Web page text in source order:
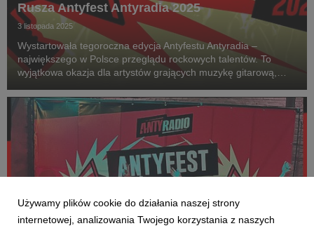
Rusza Antyfest Antyradia 2025
3 listopada 2025
Wystartowała tegoroczna edycja Antyfestu Antyradia –
największego w Polsce przeglądu rockowych talentów. To
wyjątkowa okazja dla artystów grających muzykę gitarową,
publiczności i zaistnieć na ogólnopolskiej scenie rocko...
Używamy plików cookie do działania naszej strony
internetowej, analizowania Twojego korzystania z naszych